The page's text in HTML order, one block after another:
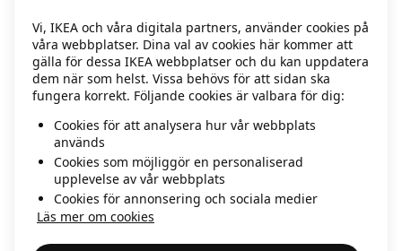
information)
Vi, IKEA och våra digitala partners, använder cookies på
våra webbplatser. Dina val av cookies här kommer att
gälla för dessa IKEA webbplatser och du kan uppdatera
dem när som helst. Vissa behövs för att sidan ska
fungera korrekt. Följande cookies är valbara för dig:
Cookies för att analysera hur vår webbplats
används
Cookies som möjliggör en personaliserad
upplevelse av vår webbplats
Cookies för annonsering och sociala medier
Läs mer om cookies